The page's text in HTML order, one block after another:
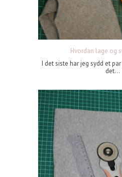
Hvordan lage og
I det siste har jeg sydd et
det...